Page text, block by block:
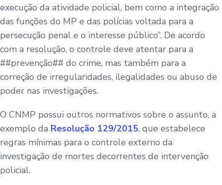
execução da atividade policial, bem como a integração
das funções do MP e das polícias voltada para a
persecução penal e o interesse público”. De acordo
com a resolução, o controle deve atentar para a
##prevenção## do crime, mas também para a
correção de irregularidades, ilegalidades ou abuso de
poder nas investigações.
O CNMP possui outros normativos sobre o assunto, a
exemplo da Resolução 129/2015, que estabelece
regras mínimas para o controle externo da
investigação de mortes decorrentes de intervenção
policial.